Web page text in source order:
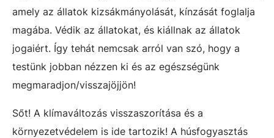
amely az állatok kizsákmányolását, kínzását foglalja
magába. Védik az állatokat, és kiállnak az állatok
jogaiért. Így tehát nemcsak arról van szó, hogy a
testünk jobban nézzen ki és az egészségünk
megmaradjon/visszajöjjön!
Sőt! A klímaváltozás visszaszorítása és a
környezetvédelem is ide tartozik! A húsfogyasztás